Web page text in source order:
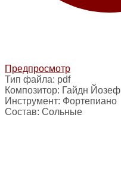
Предпросмотр
Тип файла: pdf
Композитор: Гайдн Йозеф
Инструмент: Фортепиано
Состав: Сольные